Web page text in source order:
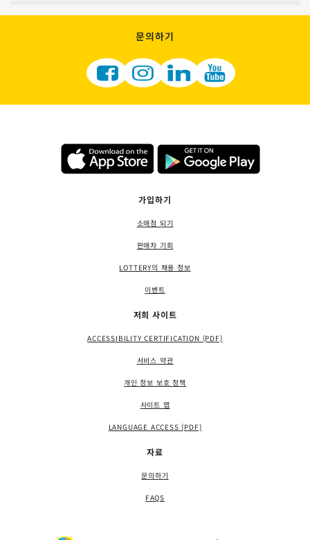
문의하기
가입하기
소매점 되기
판매자 기회
LOTTERY의 채용 정보
이벤트
저희 사이트
ACCESSIBILITY CERTIFICATION (PDF)
서비스 약관
개인 정보 보호 정책
사이트 맵
LANGUAGE ACCESS (PDF)
자료
문의하기
FAQS